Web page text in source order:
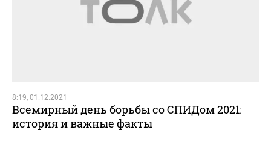
8:19, 01.12.2021
Всемирный день борьбы со СПИДом 2021:
история и важные факты